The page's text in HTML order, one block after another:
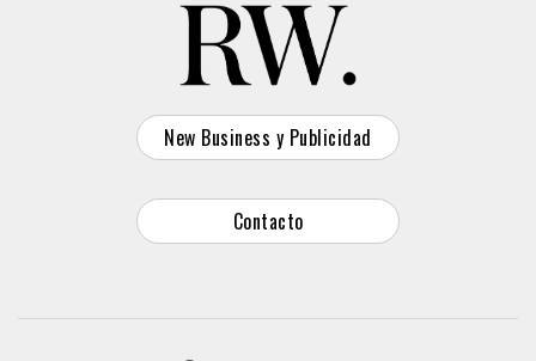
New Business y Publicidad
Contacto